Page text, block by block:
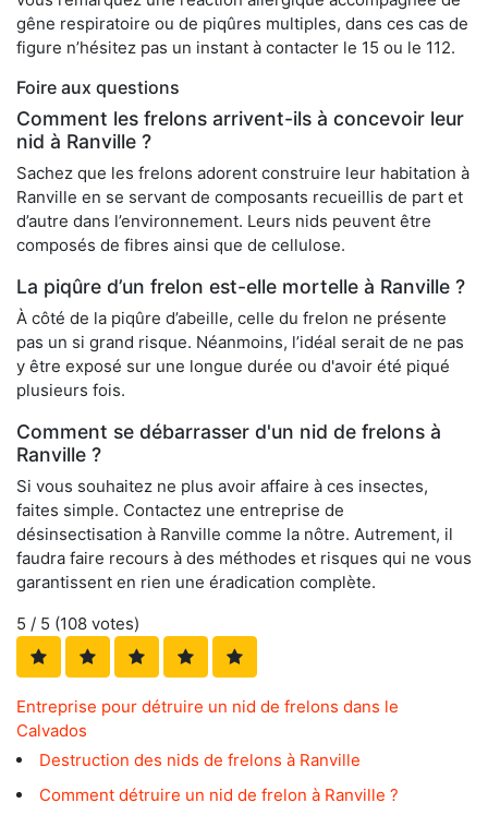
gêne respiratoire ou de piqûres multiples, dans ces cas de
figure n’hésitez pas un instant à contacter le 15 ou le 112.
Foire aux questions
Comment les frelons arrivent-ils à concevoir leur
nid à Ranville ?
Sachez que les frelons adorent construire leur habitation à
Ranville en se servant de composants recueillis de part et
d’autre dans l’environnement. Leurs nids peuvent être
composés de fibres ainsi que de cellulose.
La piqûre d’un frelon est-elle mortelle à Ranville ?
À côté de la piqûre d’abeille, celle du frelon ne présente
pas un si grand risque. Néanmoins, l’idéal serait de ne pas
y être exposé sur une longue durée ou d'avoir été piqué
plusieurs fois.
Comment se débarrasser d'un nid de frelons à
Ranville ?
Si vous souhaitez ne plus avoir affaire à ces insectes,
faites simple. Contactez une entreprise de
désinsectisation à Ranville comme la nôtre. Autrement, il
faudra faire recours à des méthodes et risques qui ne vous
garantissent en rien une éradication complète.
5 / 5 (108 votes)
Entreprise pour détruire un nid de frelons dans le
Calvados
Destruction des nids de frelons à Ranville
Comment détruire un nid de frelon à Ranville ?